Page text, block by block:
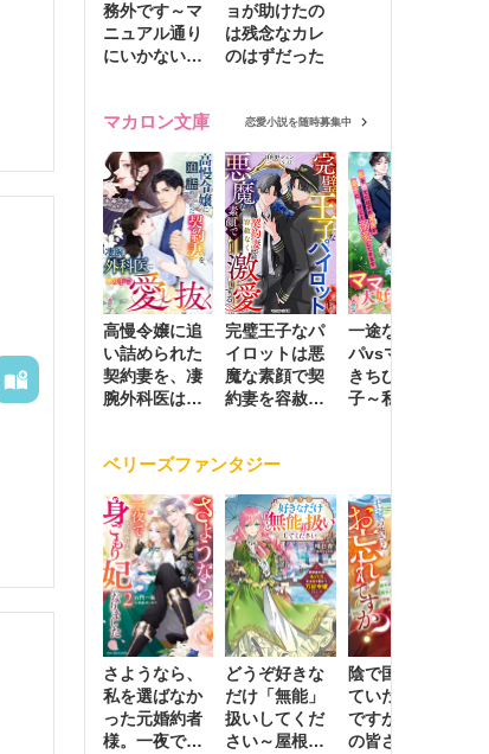
務外です～マ
ニュアル通り
にいかない彼
ョが助けたの
は残念なカレ
のはずだった
マカロン文庫 恋愛小説を随時募集中
高慢令嬢に追
い詰められた
契約妻を、凄
腕外科医はこ
完璧王子なパ
イロットは悪
魔な素顔で契
約妻を容赦な
一途な社長パ
パvsママ大好
きちびっこ息
子～私を捨て
ベリーズファンタジー
さようなら、
私を選ばなか
った元婚約者
様。一夜で大
どうぞ好きな
だけ「無能」
扱いしてくだ
さい～屋根裏
陰で国を支え
ていたのは私
ですが、王家
の皆さんお忘